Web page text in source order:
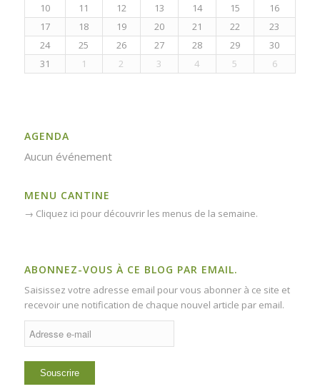
10
11 12 13 14 15
16
17
18 19 20 21 22
23
24
25 26 27 28 29
30
31
1 2 3 4 5 6
AGENDA
Aucun événement
MENU CANTINE
→ Cliquez ici pour découvrir les menus de la semaine.
ABONNEZ-VOUS À CE BLOG PAR EMAIL.
Saisissez votre adresse email pour vous abonner à ce site et
recevoir une notification de chaque nouvel article par email.
Adresse